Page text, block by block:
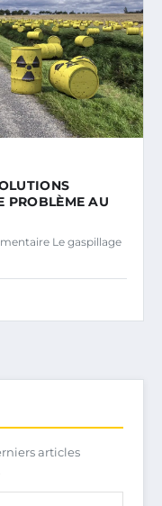
PROBLÈME AU
Le gaspillage
articles